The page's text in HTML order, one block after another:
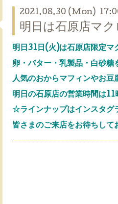
2021.08.30 (Mon)
明日は石原店マ
明日31日(火)は石原店限定マ
卵・バター・乳製品・白砂糖
人気のおからマフィンやお豆
明日の石原店の営業時間は
☆ラインナップはインスタグ
皆さまのご来店をお待ちして